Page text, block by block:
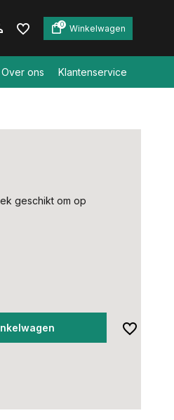
0 Winkelwagen
Over ons Klantenservice
geschikt om op